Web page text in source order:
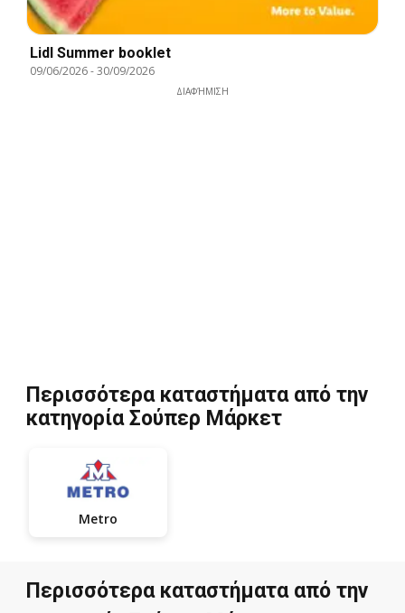
Lidl Summer booklet
09/06/2026-30/09/2026
ΔΙΑΦΉΜΙΣΗ
Περισσότερα καταστήματα από την
κατηγορία Σούπερ Μάρκετ
Metro
Περισσότερα καταστήματα από την